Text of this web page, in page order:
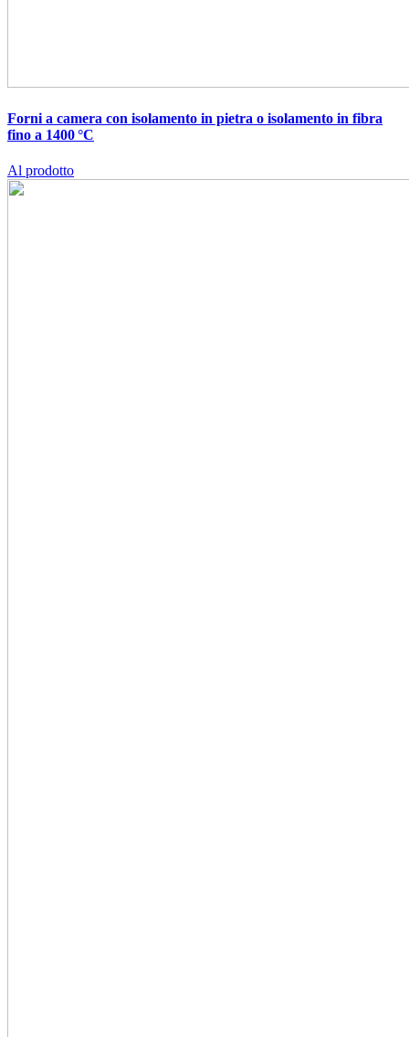
Forni a camera con isolamento in pietra o isolamento in fibra
fino a 1400 °C
Al prodotto